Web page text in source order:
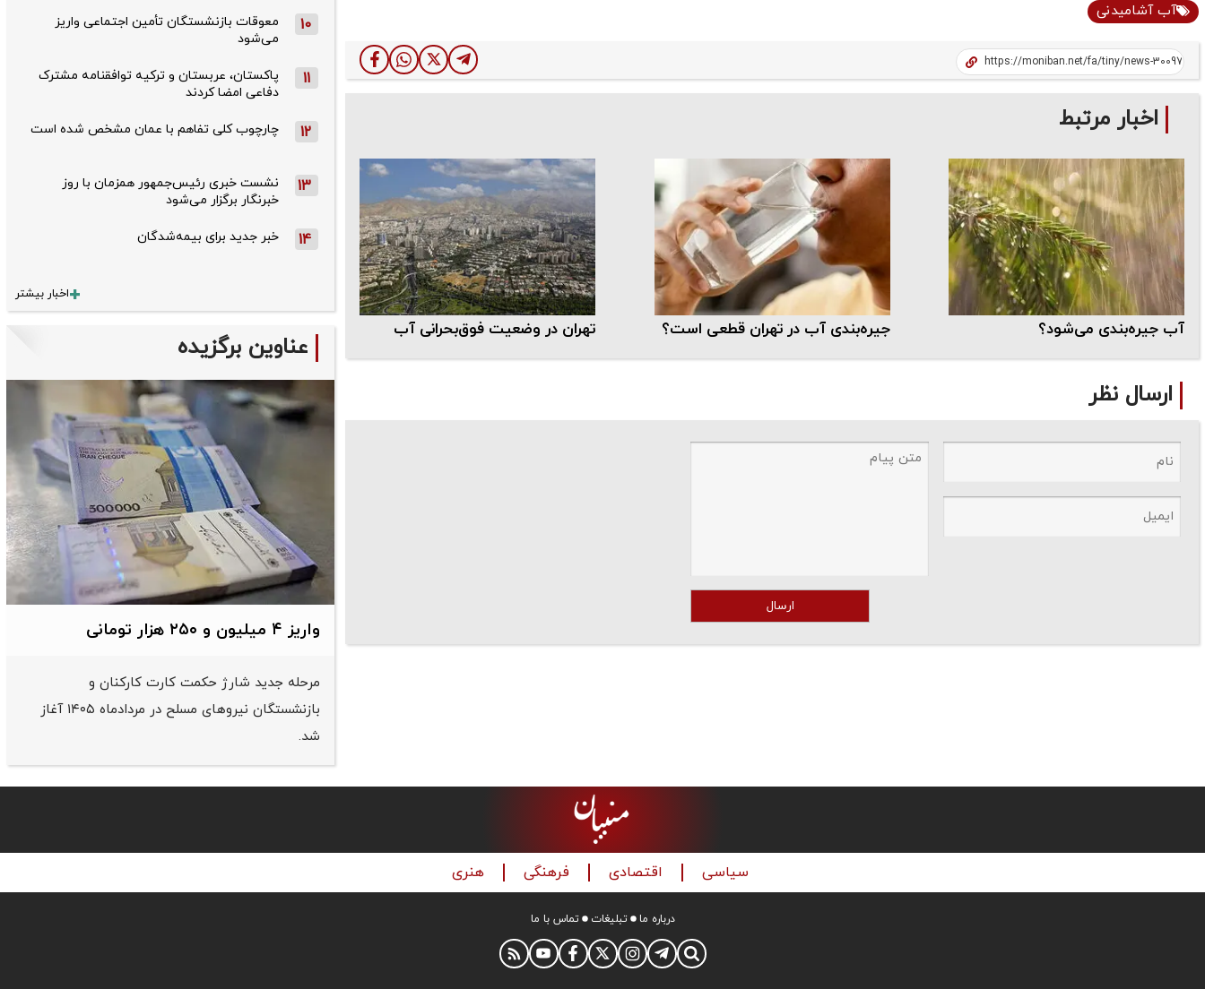
آب آشامیدنی
اخبار مرتبط
آب جیره‌بندی می‌شود؟ جیره‌بندی آب در تهران قطعی است؟ تهران در وضعیت فوق‌بحرانی آب
ارسال نظر
ارسال
10
معوقات بازنشستگان تأمین اجتماعی واریز
می‌شود
11
پاکستان، عربستان و ترکیه توافقنامه مشترک
دفاعی امضا کردند
12 چارچوب کلی تفاهم با عمان مشخص شده است
13
نشست خبری رئیس‌جمهور همزمان با روز
خبرنگار برگزار می‌شود
14 خبر جدید برای بیمه‌شدگان
اخبار بیشتر
عناوین برگزیده
واریز ۴ میلیون و ۲۵۰ هزار تومانی
مرحله جدید شارژ حکمت کارت کارکنان و
بازنشستگان نیرو‌های مسلح در مردادماه ۱۴۰۵ آغاز
شد.
سیاسی اقتصادی فرهنگی هنری
درباره ما تبلیغات تماس با ما